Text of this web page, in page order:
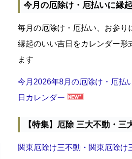
今月の厄除け・厄払いに縁
毎月の厄除け・厄払い、お参り
縁起のいい吉日をカレンダー形
ます
今月2026年8月の厄除け・厄払
日カレンダー
【特集】厄除 三大不動・三
関東厄除け三不動・関東厄除け